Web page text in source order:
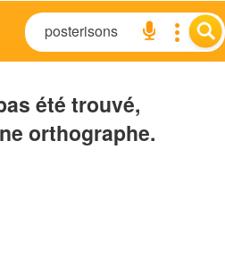
été trouvé,
orthographe.